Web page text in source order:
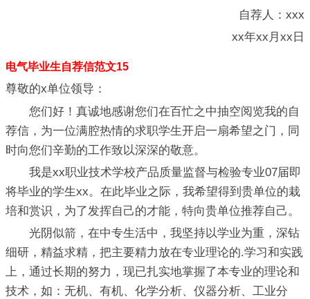
自荐人：xxx
xx年xx月xx日
电气毕业生自荐信范文15
尊敬的x单位领导：
您们好！真诚地感谢您们在百忙之中抽空阅览我的自
荐信，为一位满腔热情的求职学生开启一扇希望之门，同
时向您们辛勤的工作致以深深的敬意。
我是xx职业技术学校产品质量监督与检验专业07届即
将毕业的学生xx。在此毕业之际，我希望得到贵单位的栽
培和赏识，为了发挥自己的才能，特向贵单位推荐自己。
光阴似箭，在中专生活中，我坚持以学业为重，深钻
细研，精益求精，把主要精力放在专业理论的.学习和实践
上，通过长期的努力，现已扎实地掌握了本专业的理论和
技术，如：无机、有机、化学分析、仪器分析、工业分